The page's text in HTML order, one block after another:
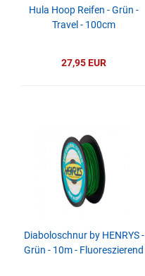
Hula Hoop Reifen - Grün -
Travel - 100cm
27,95 EUR
Diaboloschnur by HENRYS -
Grün - 10m - Fluoreszierend